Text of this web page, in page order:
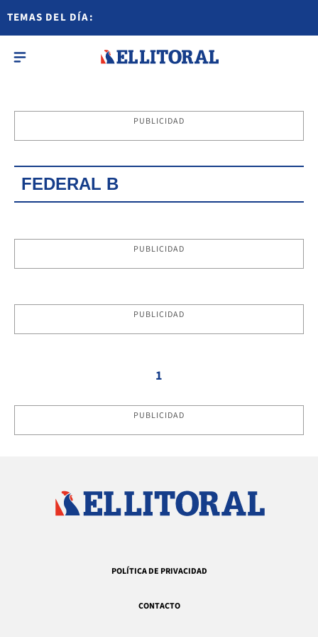
TEMAS DEL DÍA:
PUBLICIDAD
FEDERAL B
PUBLICIDAD
PUBLICIDAD
1
PUBLICIDAD
POLÍTICA DE PRIVACIDAD
CONTACTO